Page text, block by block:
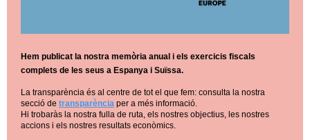
Hem publicat la nostra memòria anual i els exercicis fiscals
complets de les seus a Espanya i Suïssa.
La transparència és al centre de tot el que fem: consulta la nostra
secció de transparència per a més informació.
Hi trobaràs la nostra fulla de ruta, els nostres objectius, les nostres
accions i els nostres resultats econòmics.